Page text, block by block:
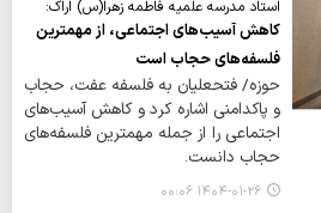
استاد مدرسه علمیه فاطمه زهرا(س) اراک:
کاهش آسیب‌های اجتماعی، از مهمترین
فلسفه‌های حجاب است
حوزه/ فتحعلیان به فلسفه عفت، حجاب
و پاکدامنی اشاره کرد و کاهش آسیب‌های
اجتماعی را از جمله مهمترین فلسفه‌های
حجاب دانست.
۱۴۰۴-۰۱-۲۶ ۰۰:۰۶